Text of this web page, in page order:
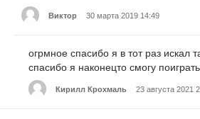
Виктор 30 марта 2019 14:49
огрмное спасибо я в тот раз искал
спасибо я наконецто смогу
Кирилл Крохмаль 23 августа 2021